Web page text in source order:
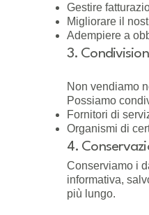
Gestire
Migliorare il
Adempiere a
3.
Non vendiamo
Possiamo
Fornitori di
Organismi di
4.
Conserviamo i
informativa,
più lungo.